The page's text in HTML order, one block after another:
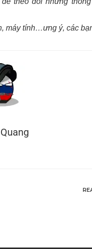
máy tính…ưng ý, các